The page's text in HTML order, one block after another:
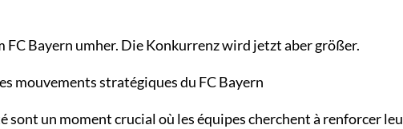
Bayern umher. Die Konkurrenz wird jetzt aber größer.
mouvements stratégiques du FC Bayern
un moment crucial où les équipes cherchent à renforcer